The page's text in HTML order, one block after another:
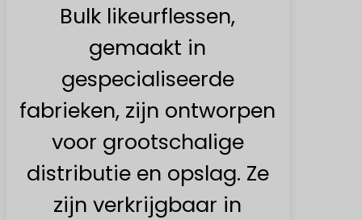
Bulk likeurflessen,
gemaakt in
gespecialiseerde
fabrieken, zijn ontworpen
voor grootschalige
distributie en opslag. Ze
zijn verkrijgbaar in